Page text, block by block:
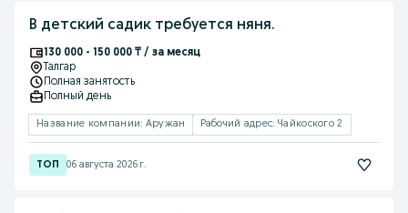
В детский садик требуется няня.
130 000 - 150 000 ₸ / за месяц
Талгар
Полная занятость
Полный день
Название компании: Аружан Рабочий адрес: Чайкоского 2
06 августа 2026 г.